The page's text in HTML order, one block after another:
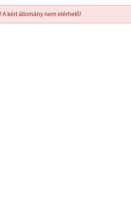
A kért állomány nem elérhető!